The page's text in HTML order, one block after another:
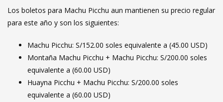
Los boletos para Machu Picchu aun mantienen su precio regular
para este año y son los siguientes:
Machu Picchu: S/152.00 soles equivalente a (45.00 USD)
Montaña Machu Picchu + Machu Picchu: S/200.00 soles
equivalente a (60.00 USD)
Huayna Picchu + Machu Picchu: S/200.00 soles
equivalente a (60.00 USD)